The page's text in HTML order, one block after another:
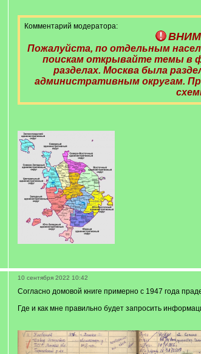
Комментарий модератора:
Пожалуйста, по отдельным
поискам открывайте темы в
разделах. Москва была
административным округам.
10 сентября 2022 10:42
Согласно домовой книге примерно с 1947 года
Где и как мне правильно будет запросить